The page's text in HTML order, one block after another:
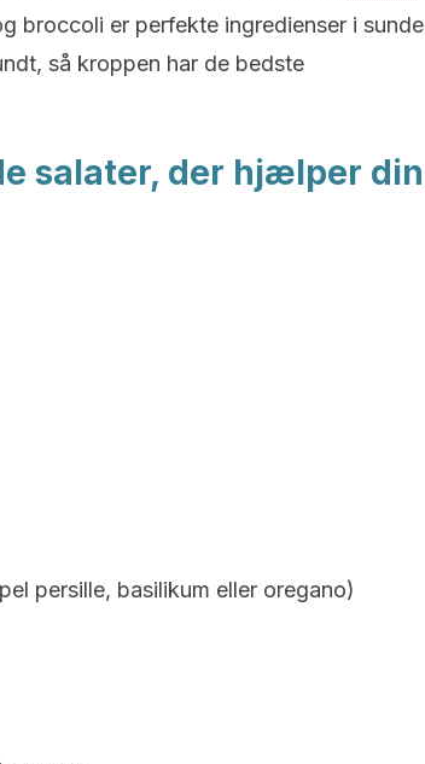
broccoli er perfekte ingredienser i sunde
så kroppen har de bedste
salater, der hjælper din
persille, basilikum eller oregano)